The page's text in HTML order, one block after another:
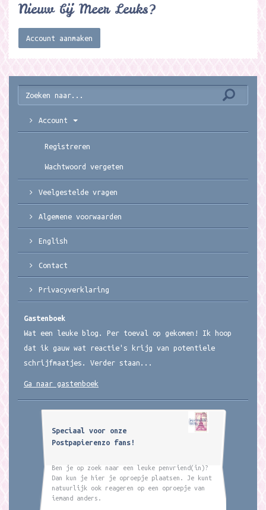
Nieuw bij Meer Leuks?
Account aanmaken
Account
Registreren
Wachtwoord vergeten
Veelgestelde vragen
Algemene voorwaarden
English
Contact
Privacyverklaring
Gastenboek
Wat een leuke blog. Per toeval op gekomen! Ik hoop
dat ik gauw wat reactie's krijg van potentiele
schrijfmaatjes. Verder staan...
Ga naar gastenboek
Speciaal voor onze
Postpapierenzo fans!
Ben je op zoek naar een leuke penvriend(in)?
Dan kun je hier je oproepje plaatsen. Je kunt
natuurlijk ook reageren op een oproepje van
iemand anders.